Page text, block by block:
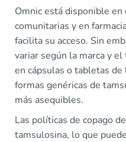
Omnic está disponible en
comunitarias y en
facilita su acceso. Sin
variar según la marca y
en cápsulas o tabletas
formas genéricas de
más asequibles.
Las políticas de copago
tamsulosina, lo que